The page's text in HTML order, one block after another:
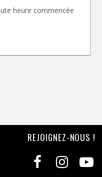
heure commencée
REJOIGNEZ-NOUS !